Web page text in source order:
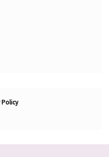
Policy